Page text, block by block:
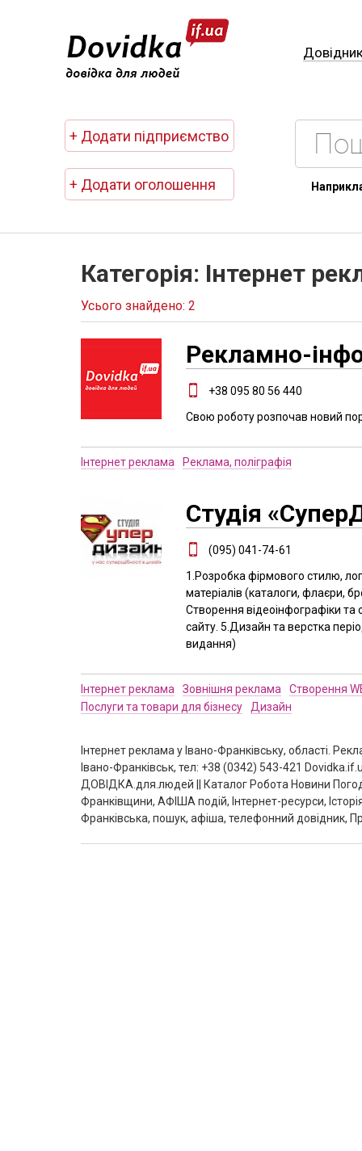
+ Додати підприємство
+ Додати оголошення
Категорія: Інтернет
Усього знайдено: 2
Рекламно-
+38 095 80 56 440
Свою роботу розпочав новий
Інтернет реклама Реклама, поліграфія
Студія
(095) 041-74-61
1.Розробка фірмового стилю,
матеріалів (каталоги, флаєри,
Створення відеоінфографіки та
сайту. 5.Дизайн та верстка
видання)
Інтернет реклама Зовнішня реклама
Створення
Послуги та товари для бізнесу
Дизайн
Інтернет реклама у Івано-Франківську, області.
Івано-Франківськ, тел: +38 (0342) 543-421
ДОВІДКА.для.людей || Каталог Робота Новини
Франківщини, АФІША подій, Інтернет-ресурси,
Франківська, пошук, афіша, телефонний довідник,